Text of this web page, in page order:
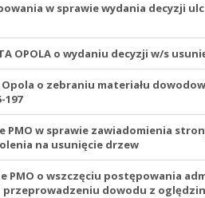
w sprawie wydania decyzji
OPOLA o wydaniu decyzji w/s
o zebraniu materiału
PMO w sprawie zawiadomienia
na usunięcie drzew
PMO o wszczęciu postępowania
dowodu z